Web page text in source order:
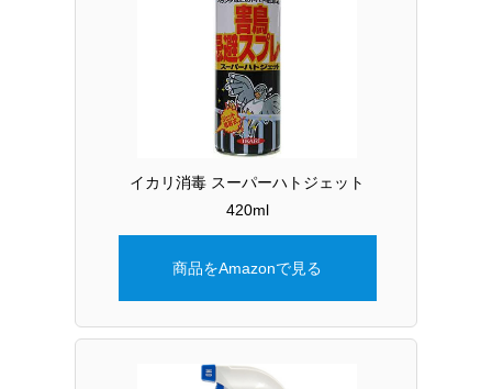
イカリ消毒 スーパーハトジェット
420ml
商品をAmazonで見る